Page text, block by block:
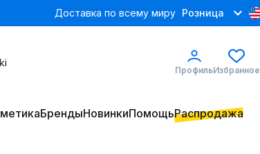
Доставка по всему миру Розница
ПрофильИзбранное
БрендыНовинкиПомощьРаспродажа